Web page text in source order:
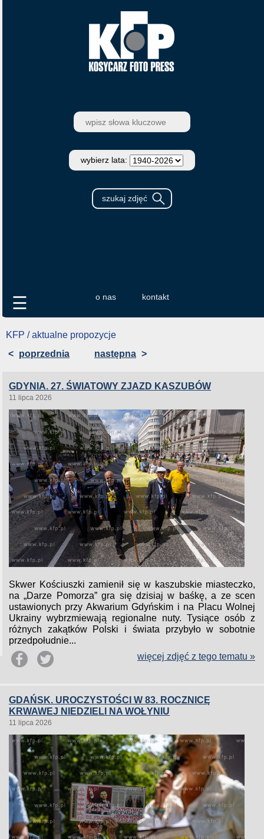
wybierz lata:
o nas kontakt
☰
KFP / aktualne propozycje
< poprzednia następna >
GDYNIA. 27. ŚWIATOWY ZJAZD KASZUBÓW
11 lipca 2026
Skwer Kościuszki zamienił się w kaszubskie miasteczko,
na „Darze Pomorza” gra się dzisiaj w baśkę, a ze scen
ustawionych przy Akwarium Gdyńskim i na Placu Wolnej
Ukrainy wybrzmiewają regionalne nuty. Tysiące osób z
różnych zakątków Polski i świata przybyło w sobotnie
przedpołudnie...
więcej zdjęć z tego tematu »
GDAŃSK. UROCZYSTOŚCI W 83. ROCZNICĘ
KRWAWEJ NIEDZIELI NA WOŁYNIU
11 lipca 2026